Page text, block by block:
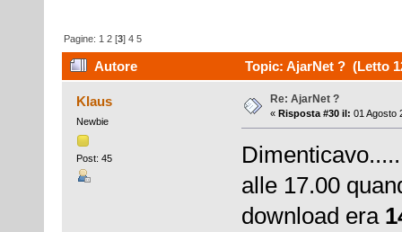
Pagine: 1 2 [3]4 5
Autore Topic: AjarNet ? (Letto
Klaus
Newbie
Post: 45
Re: AjarNet ?
« Risposta #30 il: 01 Agosto
alle 17.00
download era